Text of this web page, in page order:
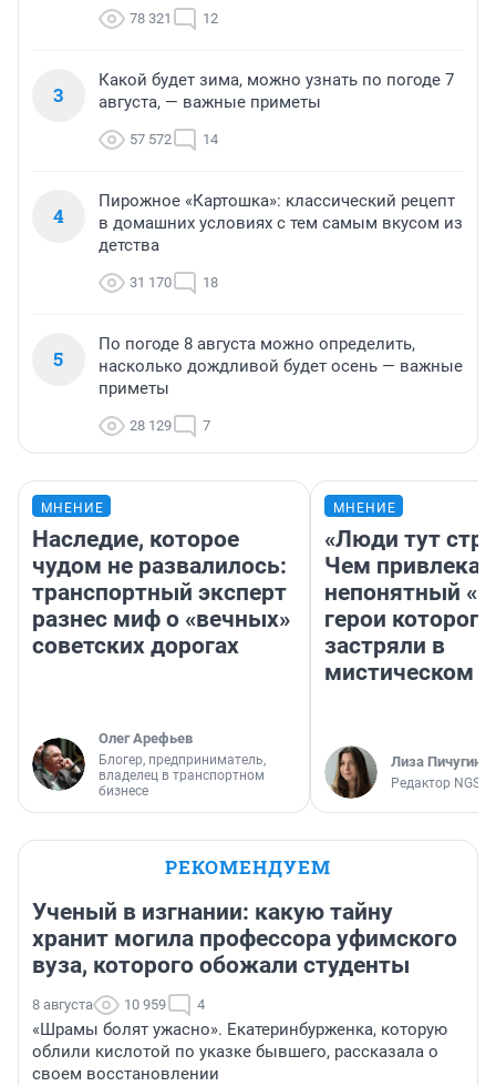
78 321 12
3
Какой будет зима, можно узнать по погоде 7
августа, — важные приметы
57 572 14
4
Пирожное «Картошка»: классический рецепт
в домашних условиях с тем самым вкусом из
детства
31 170 18
5
По погоде 8 августа можно определить,
насколько дождливой будет осень — важные
приметы
28 129 7
МНЕНИЕ
Наследие, которое
чудом не развалилось:
транспортный эксперт
разнес миф о «вечных»
советских дорогах
Олег Арефьев
Блогер, предприниматель,
владелец в транспортном
бизнесе
МНЕНИЕ
«Люди тут
Чем
непонятный
герои которого
застряли в
мистическом
Лиза Пичугина
Редактор
РЕКОМЕНДУЕМ
Ученый в изгнании: какую тайну
хранит могила профессора уфимского
вуза, которого обожали студенты
8 августа 10 959 4
«Шрамы болят ужасно». Екатеринбурженка, которую
облили кислотой по указке бывшего, рассказала о
своем восстановлении